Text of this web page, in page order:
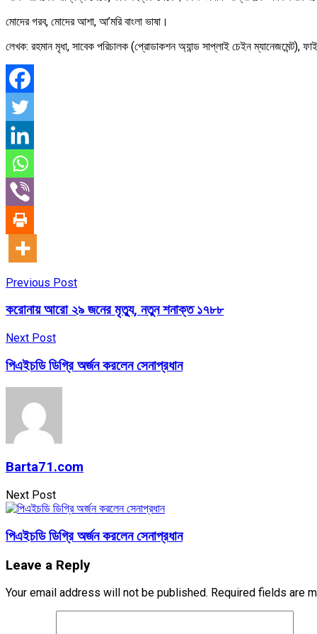
মোদের গরব, মোদের আশা, আ’মরি বাংলা ভাষা।
লেখক: রহমান মৃধা, সাবেক পরিচালক (প্রোডাকশন অ্যান্ড সাপ্লাই চেইন ম্যানেজমেন্ট),
Previous Post
করোনায় আরো ২৯ জনের মৃত্যু, নতুন শনাক্ত ১৭৮৮
Next Post
পিএইচডি ডিগ্রি অর্জন করলেন সেনাপ্রধান
Barta71.com
Next Post
পিএইচডি ডিগ্রি অর্জন করলেন সেনাপ্রধান
Leave a Reply
Your email address will not be published. Required fields are